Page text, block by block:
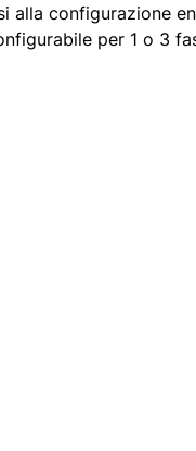
alla configurazione
per 1 o 3